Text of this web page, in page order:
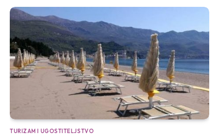
TURIZAM I UGOSTITELJSTVO